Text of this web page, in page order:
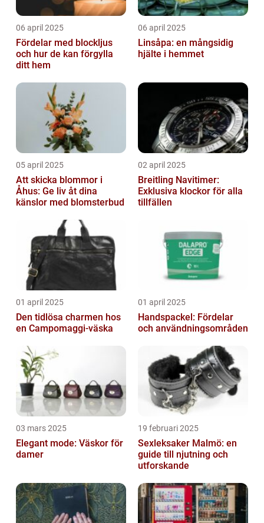
06 april 2025
Fördelar med blockljus
och hur de kan förgylla
ditt hem
06 april 2025
Linsåpa: en mångsidig
hjälte i hemmet
05 april 2025
Att skicka blommor i
Åhus: Ge liv åt dina
känslor med blomsterbud
02 april 2025
Breitling Navitimer:
Exklusiva klockor för alla
tillfällen
01 april 2025
Den tidlösa charmen hos
en Campomaggi-väska
01 april 2025
Handspackel: Fördelar
och användningsområden
03 mars 2025
Elegant mode: Väskor för
damer
19 februari 2025
Sexleksaker Malmö: en
guide till njutning och
utforskande